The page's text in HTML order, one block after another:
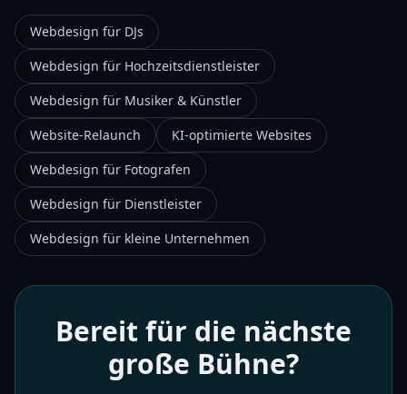
Webdesign für DJs
Webdesign für Hochzeitsdienstleister
Webdesign für Musiker & Künstler
Website-Relaunch
KI-optimierte Websites
Webdesign für Fotografen
Webdesign für Dienstleister
Webdesign für kleine Unternehmen
Bereit für die nächste
große Bühne?